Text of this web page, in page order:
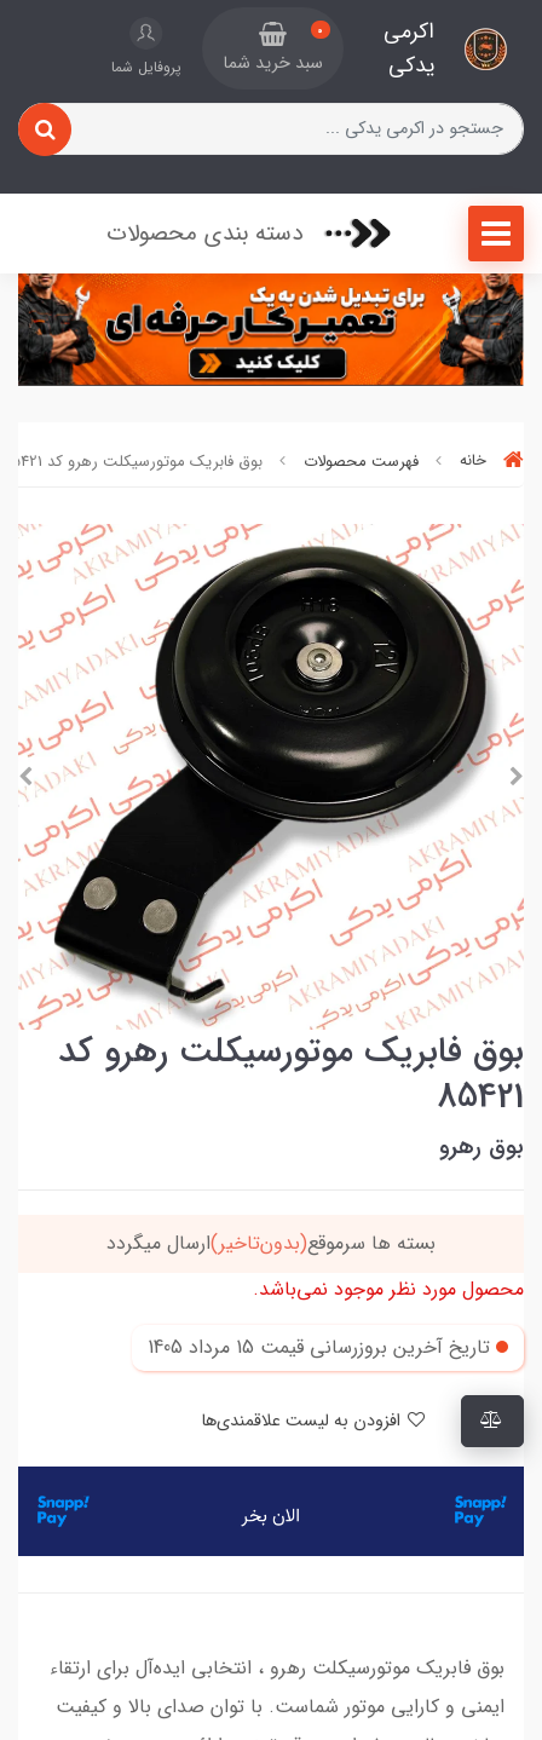
اکرمی
یدکی
0
سبد خرید شما پروفایل شما
دسته بندی محصولات
خانه فهرست محصولات بوق فابریک موتورسیکلت رهرو کد 85421
بوق فابریک موتورسیکلت رهرو کد
85421
بوق رهرو
بسته ها سرموقع(بدون‌تاخیر)ارسال میگردد
محصول مورد نظر موجود نمی‌باشد.
تاریخ آخرین بروزرسانی قیمت 15 مرداد 1405
بوق فابریک موتورسیکلت رهرو ، انتخابی ایده‌آل برای ارتقاء
ایمنی و کارایی موتور شماست. با توان صدای بالا و کیفیت